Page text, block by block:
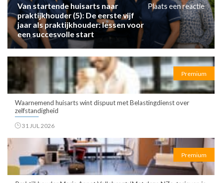
Van startende huisarts naar
praktijkhouder (5): De eerste vijf
jaar als praktijkhouder: lessen voor
een succesvolle start
Plaats een reactie
Premium
Waarnemend huisarts wint dispuut met Belastingdienst over
zelfstandigheid
31 JUL 2026
Premium